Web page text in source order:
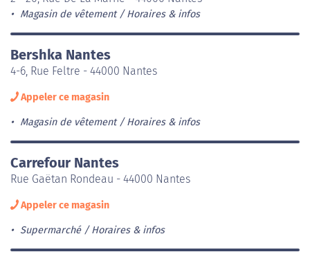
Magasin de vêtement Horaires & infos
Bershka Nantes
4-6, Rue Feltre - 44000 Nantes
Appeler ce magasin
Magasin de vêtement Horaires & infos
Carrefour Nantes
Rue Gaëtan Rondeau - 44000 Nantes
Appeler ce magasin
Supermarché Horaires & infos